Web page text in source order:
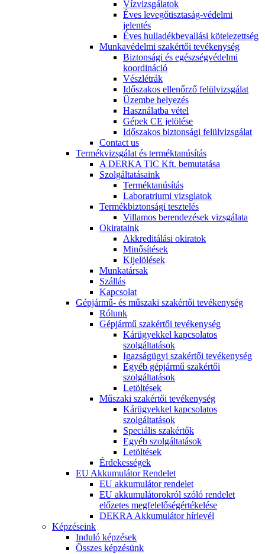
Vízvizsgálatok
Éves levegőtisztaság-védelmi
jelentés
Éves hulladékbevallási kötelezettség
Munkavédelmi szakértői tevékenység
Biztonsági és egészségvédelmi
koordináció
Vészlétrák
Időszakos ellenőrző felülvizsgálat
Üzembe helyezés
Használatba vétel
Gépek CE jelölése
Időszakos biztonsági felülvizsgálat
Contact us
Termékvizsgálat és terméktanúsítás
A DERKA TIC Kft. bemutatása
Szolgáltatásaink
Terméktanúsítás
Laboratriumi vizsglatok
Termékbiztonsági tesztelés
Villamos berendezések vizsgálata
Okirataink
Akkreditálási okiratok
Minősítések
Kijelölések
Munkatársak
Szállás
Kapcsolat
Gépjármű- és műszaki szakértői tevékenység
Rólunk
Gépjármű szakértői tevékenység
Kárügyekkel kapcsolatos
szolgáltatások
Igazságügyi szakértői tevékenység
Egyéb gépjármű szakértői
szolgáltatások
Letöltések
Műszaki szakértői tevékenység
Kárügyekkel kapcsolatos
szolgáltatások
Speciális szakértők
Egyéb szolgáltatások
Letöltések
Érdekességek
EU Akkumulátor Rendelet
EU akkumulátor rendelet
EU akkumulátorokról szóló rendelet
előzetes megfelelőségértékelése
DEKRA Akkumulátor hírlevél
Képzéseink
Induló képzések
Összes képzésünk